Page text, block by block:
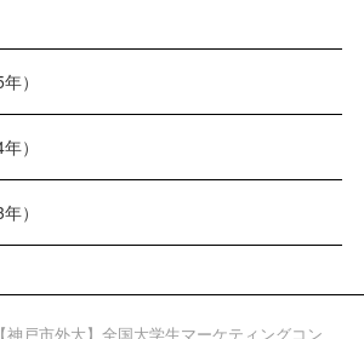
）
）
）
【神戸市外大】全国大学生マーケティングコン